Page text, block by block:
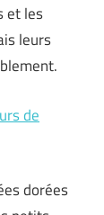
et les
leurs
de
dorées